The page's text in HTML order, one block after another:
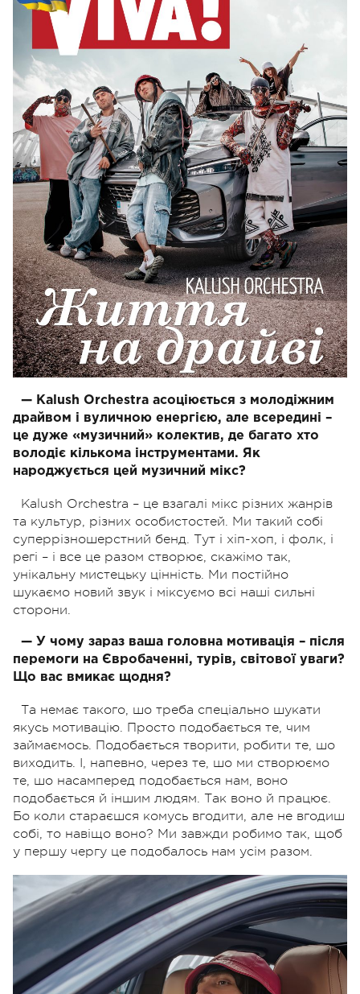
— Kalush Orchestra асоціюється з молодіжним
драйвом і вуличною енергією, але всередині –
це дуже «музичний» колектив, де багато хто
володіє кількома інструментами. Як
народжується цей музичний мікс?
Kalush Orchestra – це взагалі мікс різних жанрів
та культур, різних особистостей. Ми такий собі
суперрізношерстний бенд. Тут і хіп-хоп, і фолк, і
регі – і все це разом створює, скажімо так,
унікальну мистецьку цінність. Ми постійно
шукаємо новий звук і міксуємо всі наші сильні
сторони.
— У чому зараз ваша головна мотивація – після
перемоги на Євробаченні, турів, світової уваги?
Що вас вмикає щодня?
Та немає такого, шо треба спеціально шукати
якусь мотивацію. Просто подобається те, чим
займаємось. Подобається творити, робити те, шо
виходить. І, напевно, через те, шо ми створюємо
те, шо насамперед подобається нам, воно
подобається й іншим людям. Так воно й працює.
Бо коли стараєшся комусь вгодити, але не вгодиш
собі, то навіщо воно? Ми завжди робимо так, щоб
у першу чергу це подобалось нам усім разом.